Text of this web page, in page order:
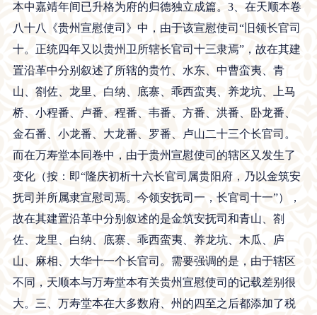
本中嘉靖年间已升格为府的归德独立成篇。3、在天顺本卷
八十八《贵州宣慰使司》中，由于该宣慰使司“旧领长官司
十。正统四年又以贵州卫所辖长官司十三隶焉”，故在其建
置沿革中分别叙述了所辖的贵竹、水东、中曹蛮夷、青
山、劄佐、龙里、白纳、底寨、乖西蛮夷、养龙坑、上马
桥、小程番、卢番、程番、韦番、方番、洪番、卧龙番、
金石番、小龙番、大龙番、罗番、卢山二十三个长官司。
而在万寿堂本同卷中，由于贵州宣慰使司的辖区又发生了
变化（按：即“隆庆初析十六长官司属贵阳府，乃以金筑安
抚司并所属隶宣慰司焉。今领安抚司一，长官司十一”），
故在其建置沿革中分别叙述的是金筑安抚司和青山、劄
佐、龙里、白纳、底寨、乖西蛮夷、养龙坑、木瓜、庐
山、麻相、大华十一个长官司。需要强调的是，由于辖区
不同，天顺本与万寿堂本有关贵州宣慰使司的记载差别很
大。三、万寿堂本在大多数府、州的四至之后都添加了税